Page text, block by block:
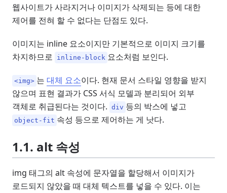
웹사이트가 사라지거나 이미지가 삭제되는 등에 대한
제어를 전혀 할 수 없다는 단점도 있다.
이미지는 inline 요소이지만 기본적으로 이미지 크기를
차지하므로
inline-block 요소처럼 보인다.
<img> 는 대체 요소이다. 현재 문서 스타일 영향을 받지
않으며 표현 결과가 CSS 서식 모델과 분리되어 외부
객체로 취급된다는 것이다. div 등의 박스에 넣고
object-fit 속성 등으로 제어하는 게 낫다.
1.1. alt 속성
img 태그의 alt 속성에 문자열을 할당해서 이미지가
로드되지 않았을 때 대체 텍스트를 넣을 수 있다. 이는